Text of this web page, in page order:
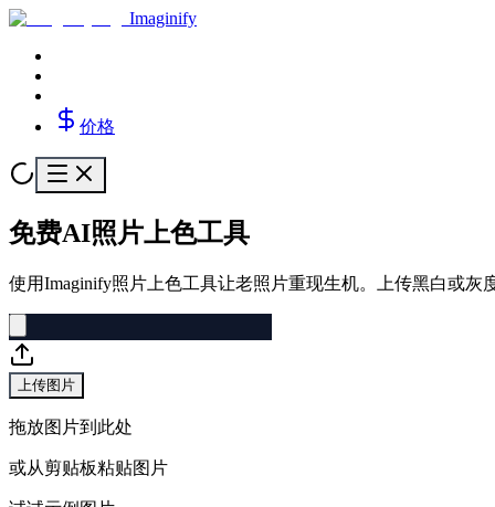
Imaginify
价格
免费AI照片上色工具
使用Imaginify照片上色工具让老照片重现生机。上传黑白或
上传图片
拖放图片到此处
或从剪贴板粘贴图片